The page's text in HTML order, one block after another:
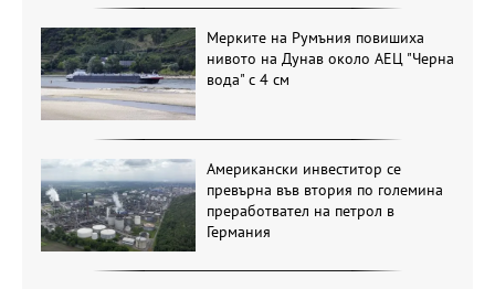
Мерките на Румъния повишиха
нивото на Дунав около АЕЦ "Черна
вода" с 4 см
Американски инвеститор се
превърна във втория по големина
преработвател на петрол в
Германия